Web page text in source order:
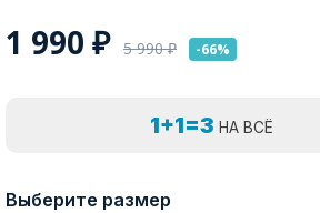
1 990 ₽ 5 990₽ -66%
1+1=3 НА ВСЁ
Выберите размер